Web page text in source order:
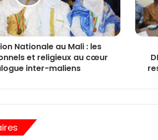
Nationale au Mali : les
et religieux au cœur
inter-maliens